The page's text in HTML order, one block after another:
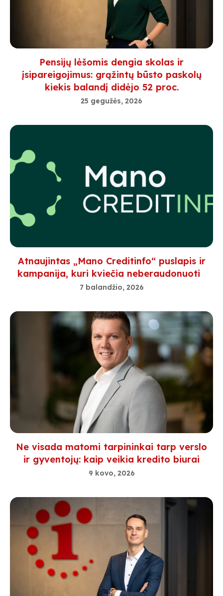
Pensijų lėšomis dengia skolas ir
įsipareigojimus: grąžintų būsto paskolų
kiekis balandį didėjo 52 proc.
25 gegužės, 2026
Atnaujintas „Mano Creditinfo“ puslapis ir
kampanija, kuri kviečia neberaudonuoti
7 balandžio, 2026
Ne visada matomi tarpininkai tarp verslo
ir gyventojų: kaip veikia kredito biurai
9 kovo, 2026